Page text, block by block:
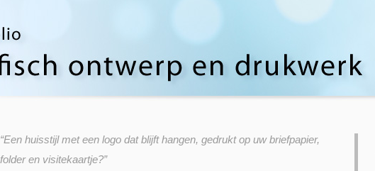
“Een huisstijl met een logo dat blijft hangen, gedrukt op uw briefpapier,
folder en visitekaartje?”